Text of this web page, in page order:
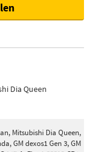
Dia Queen
Mitsubishi Dia Queen,
GM dexos1 Gen 3, GM